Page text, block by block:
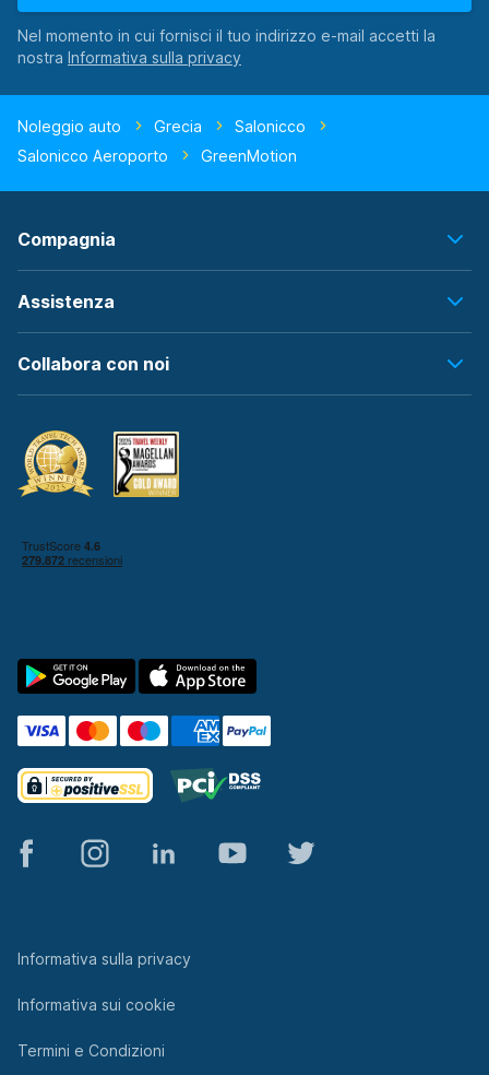
Nel momento in cui fornisci il tuo indirizzo e-mail accetti la
nostra
Noleggio auto Grecia
Salonicco
Salonicco Aeroporto
GreenMotion
Compagnia
Assistenza
Collabora con noi